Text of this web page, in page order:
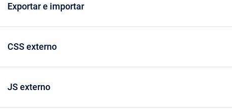
Exportar e importar
CSS externo
JS externo